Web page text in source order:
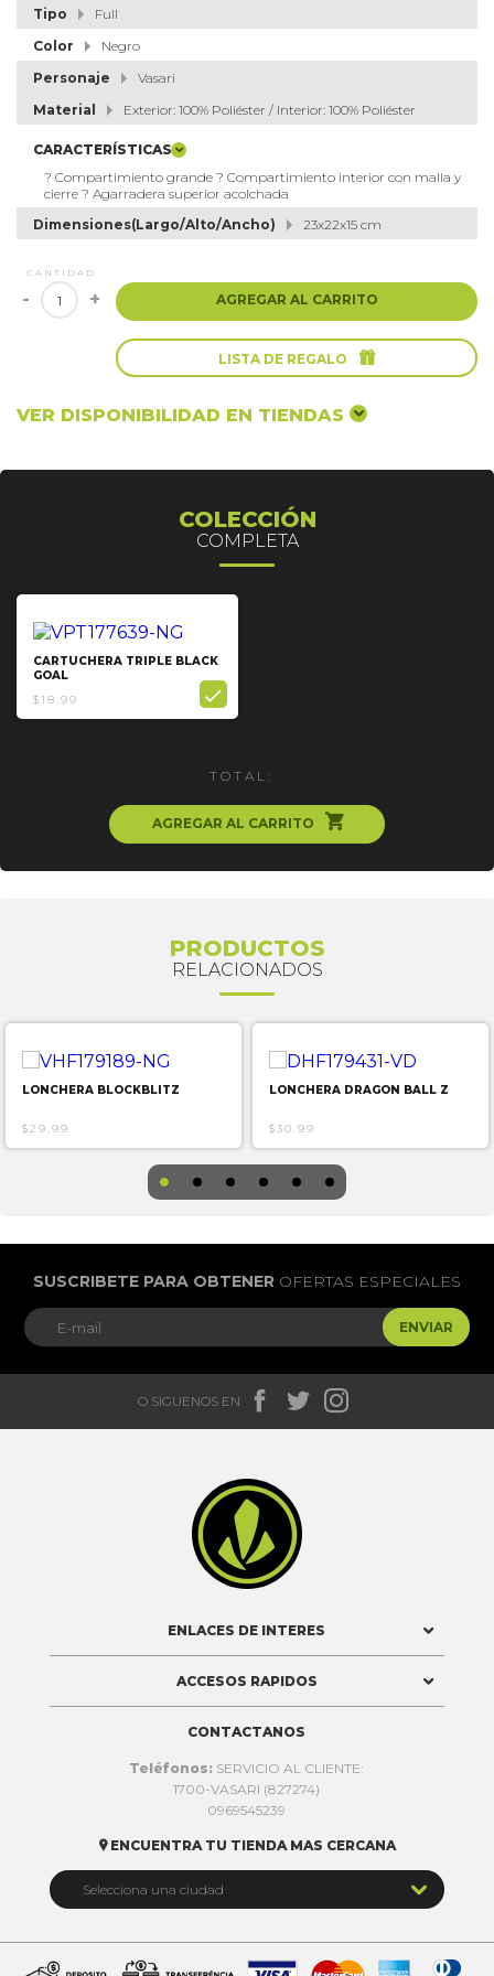
Tipo
Full
Color
Negro
Personaje
Vasari
Material
Exterior: 100% Poliéster / Interior: 100% Poliéster
CARACTERÍSTICAS
? Compartimiento grande ? Compartimiento interior con malla y
cierre ? Agarradera superior acolchada
Dimensiones(Largo/Alto/Ancho)
23x22x15 cm
CANTIDAD
- + AGREGAR AL CARRITO
LISTA DE REGALO 
VER DISPONIBILIDAD EN TIENDAS
CARTUCHERA TRIPLE BLACK
GOAL
$18.99

COLECCIÓN
COMPLETA
TOTAL:
AGREGAR AL CARRITO ຐ
PRODUCTOS
RELACIONADOS
LONCHERA BLOCKBLITZ
$29.99
LONCHERA DRAGON BALL Z
$30.99
SUSCRIBETE PARA OBTENER OFERTAS ESPECIALES
ENVIAR
O SIGUENOS EN   

ENLACES DE INTERES
ACCESOS RAPIDOS
CONTACTANOS
Teléfonos: SERVICIO AL CLIENTE:
1700-VASARI (827274)
0969545239
 ENCUENTRA TU TIENDA MAS CERCANA
Selecciona una ciudad 